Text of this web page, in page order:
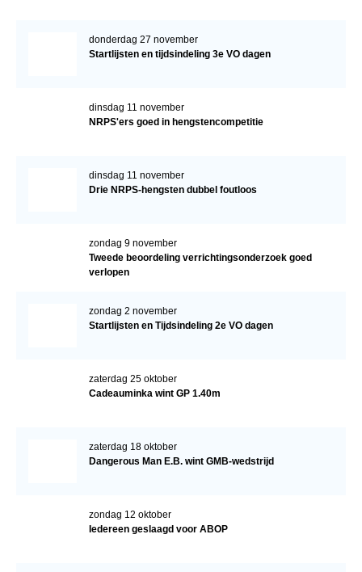
donderdag 27 november
Startlijsten en tijdsindeling 3e VO dagen
dinsdag 11 november
NRPS'ers goed in hengstencompetitie
dinsdag 11 november
Drie NRPS-hengsten dubbel foutloos
zondag 9 november
Tweede beoordeling verrichtingsonderzoek goed
verlopen
zondag 2 november
Startlijsten en Tijdsindeling 2e VO dagen
zaterdag 25 oktober
Cadeauminka wint GP 1.40m
zaterdag 18 oktober
Dangerous Man E.B. wint GMB-wedstrijd
zondag 12 oktober
Iedereen geslaagd voor ABOP